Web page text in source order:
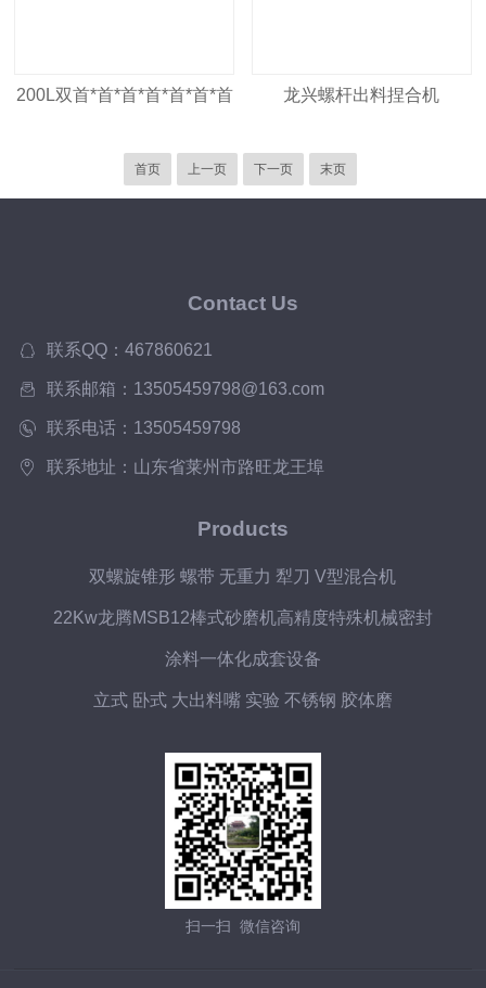
200L双首*首*首*首*首*首*首 龙兴螺杆出料捏合机
首页 上一页 下一页 末页
Contact Us
联系QQ：467860621
联系邮箱：13505459798@163.com
联系电话：13505459798
联系地址：山东省莱州市路旺龙王埠
Products
双螺旋锥形 螺带 无重力 犁刀 V型混合机
22Kw龙腾MSB12棒式砂磨机高精度特殊机械密封
涂料一体化成套设备
立式 卧式 大出料嘴 实验 不锈钢 胶体磨
扫一扫 微信咨询